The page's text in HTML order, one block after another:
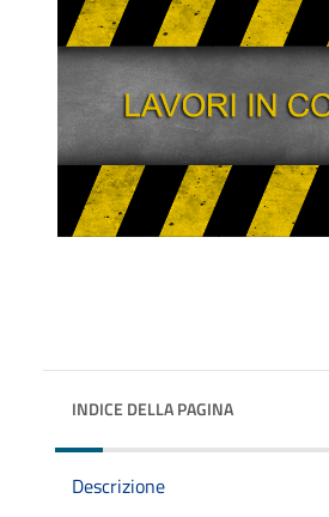
INDICE DELLA PAGINA
Descrizione